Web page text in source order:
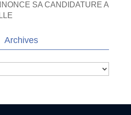
SA CANDIDATURE A
Archives